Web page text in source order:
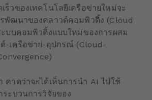
ร็วของเทคโนโลยีเครือข่ายใหม่จะ
พัฒนาของคลาวด์คอมพิวติ้ง (Cloud
บบคอมพิวติ้งแบบใหม่ของการผสม
-เครือข่าย-อุปกรณ์ (Cloud-
คาดว่าจะได้เห็นการนำ AI ไปใช้
ระบวนการวิจัยของ